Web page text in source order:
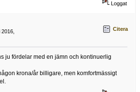
Loggat
2016,
Citera
ju fördelar med en jämn och kontinuerlig
krona/år billigare, men komfortmässigt